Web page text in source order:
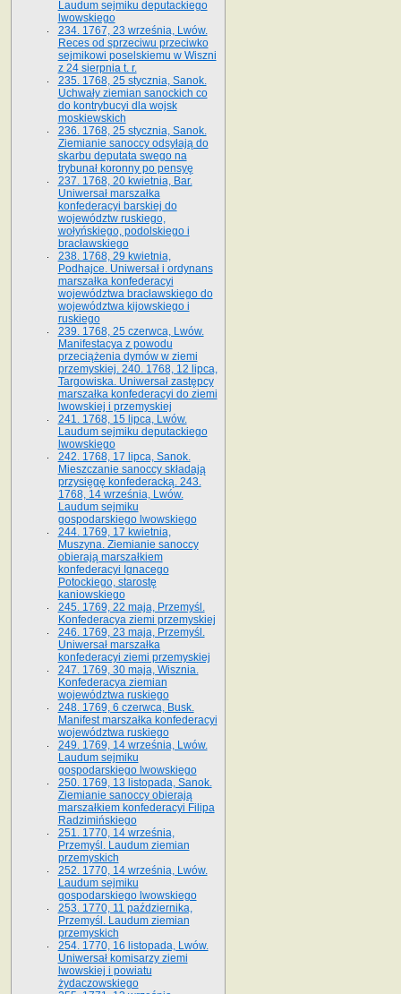
Laudum sejmiku deputackiego
lwowskiego
234. 1767, 23 września, Lwów.
Reces od sprzeciwu przeciwko
sejmikowi poselskiemu w Wiszni
z 24 sierpnia t. r.
235. 1768, 25 stycznia, Sanok.
Uchwały ziemian sanockich co
do kontrybucyi dla wojsk
moskiewskich
236. 1768, 25 stycznia, Sanok.
Ziemianie sanoccy odsyłają do
skarbu deputata swego na
trybunał koronny po pensyę
237. 1768, 20 kwietnia, Bar.
Uniwersał marszałka
konfederacyi barskiej do
województw ruskiego,
wołyńskiego, podolskiego i
bracławskiego
238. 1768, 29 kwietnia,
Podhajce. Uniwersał i ordynans
marszałka konfederacyi
województwa bracławskiego do
wo­jewództwa kijowskiego i
ruskiego
239. 1768, 25 czerwca, Lwów.
Manifestacya z powodu
przeciążenia dymów w ziemi
przemyskiej. 240. 1768, 12 lipca,
Targowiska. Uniwersał zastępcy
marszałka konfederacyi do ziemi
lwowskiej i przemyskiej
241. 1768, 15 lipca, Lwów.
Laudum sejmiku deputackiego
lwowskiego
242. 1768, 17 lipca, Sanok.
Mieszczanie sanoccy składają
przysięgę konfederacką. 243.
1768, 14 września, Lwów.
Laudum sejmiku
gospodarskiego lwowskiego
244. 1769, 17 kwietnia,
Muszyna. Ziemianie sanoccy
obierają marszałkiem
konfederacyi Ignacego
Potockiego, starostę
kaniowskiego
245. 1769, 22 maja, Przemyśl.
Konfederacya ziemi przemyskiej
246. 1769, 23 maja, Przemyśl.
Uniwersał marszałka
konfederacyi ziemi przemyskiej
247. 1769, 30 maja, Wisznia.
Konfederacya ziemian
województwa ruskiego
248. 1769, 6 czerwca, Busk.
Manifest marszałka konfederacyi
województwa ruskiego
249. 1769, 14 września, Lwów.
Laudum sejmiku
gospodarskiego lwowskiego
250. 1769, 13 listopada, Sanok.
Ziemianie sanoccy obierają
marszałkiem konfederacyi Filipa
Radzimińskiego
251. 1770, 14 września,
Przemyśl. Laudum ziemian
przemyskich
252. 1770, 14 września, Lwów.
Laudum sejmiku
gospodarskiego lwowskiego
253. 1770, 11 października,
Przemyśl. Laudum ziemian
przemyskich
254. 1770, 16 listopada, Lwów.
Uniwersał komisarzy ziemi
lwowskiej i powiatu
żydaczowskiego